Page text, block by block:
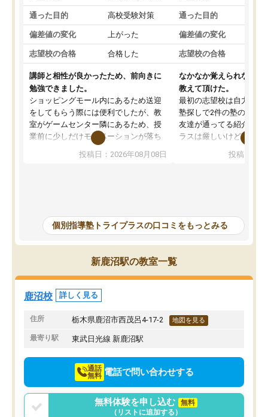
通った目的 高校受験対策
偏差値の変化 上がった
志望校の合格 合格した
講師と相性が良かったため、前向きに
勉強できました。
ショッピングモール内にあるため送迎
をしてもらう際には便利でしたが、教
室がゲームセンター隣にあるため、授
業前に少しだけモチベーションが落ち
ることもありました。講師の方とは相
性が良かったため、とても話しやすく
た。難しい問題では解説をより細かく
書いてくれたりと、生徒一人一人に合
った授業を考えてくれます。
投稿日：2026年08月08日
通った目的
偏差値の変化
志望校の合格
なかなか覚えられなかっ
教えて頂けた。
最初の志望校は自力では
塾探しで2件の塾の説明
友達が通ってる紹介で行
ラスは厳しいけど頑張れ
希望のある方に決めま
を教えて頂き出来ないこ
うになった、覚えられた
ころ見て、見捨てず教え
方で通ってよかったと思
投稿日：
個別指導塾トライプラスの口コミをもっとみる
新鹿沼駅の教室一覧
鹿沼校 詳しく見る
住所 栃木県鹿沼市西茂呂4-17-2 地図を見る
最寄り駅 東武日光線 新鹿沼駅
通話
無料 電話で問い合わせする
無料体験を申し込む
無料
（リストに追加する）